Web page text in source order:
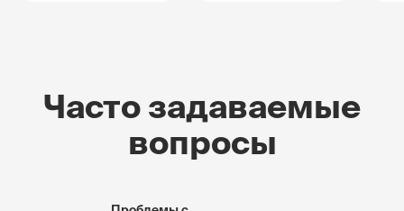
Часто задаваемые
вопросы